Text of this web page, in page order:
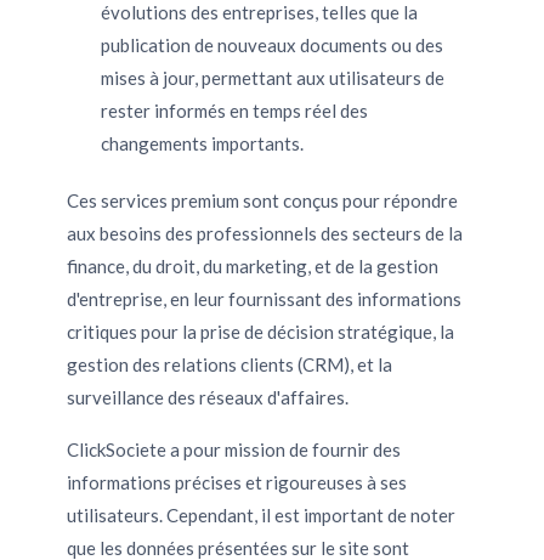
évolutions des entreprises, telles que la
publication de nouveaux documents ou des
mises à jour, permettant aux utilisateurs de
rester informés en temps réel des
changements importants.
Ces services premium sont conçus pour répondre
aux besoins des professionnels des secteurs de la
finance, du droit, du marketing, et de la gestion
d'entreprise, en leur fournissant des informations
critiques pour la prise de décision stratégique, la
gestion des relations clients (CRM), et la
surveillance des réseaux d'affaires.
ClickSociete a pour mission de fournir des
informations précises et rigoureuses à ses
utilisateurs. Cependant, il est important de noter
que les données présentées sur le site sont